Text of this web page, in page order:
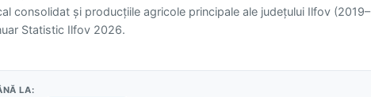
consolidat și producțiile agricole principale ale județului Ilfov (2019–
Statistic Ilfov 2026.
LA: